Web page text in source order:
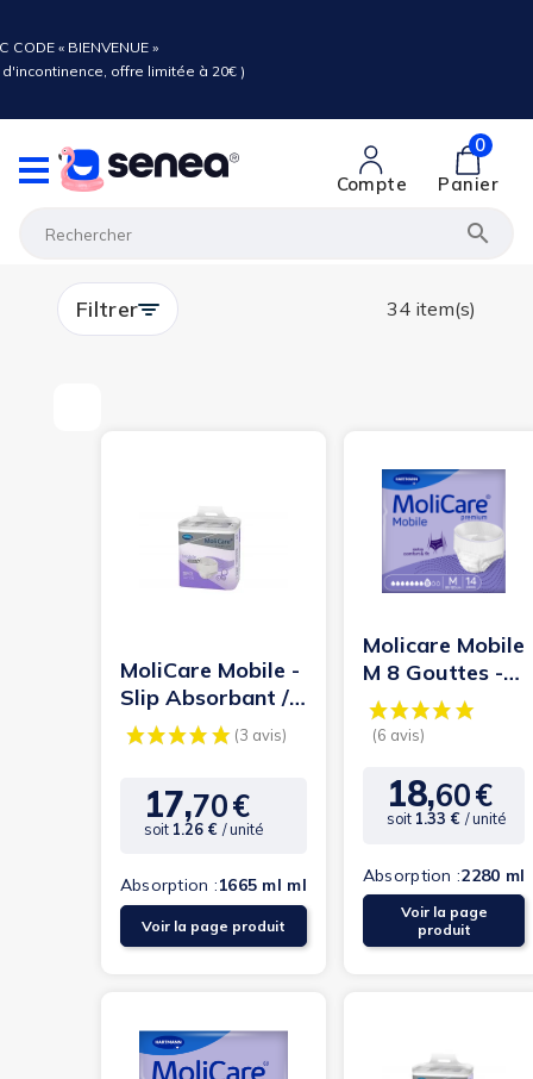
CODE « BIENVENUE »
offre limitée à 20€ )

Compte
0
Panier
Filtrer 34 item(s)
MoliCare Mobile -
Slip Absorbant /
Pants 8 gouttes -
S
Prix
17,70€
soit 1.26 € / unité
Absorption :1665 ml ml
Voir la page produit
Molicare Mobile
M 8 Gouttes -
Hartmann
(6 avis)
Prix
18,60€
soit 1.33 € / unité
Absorption :2280 ml
Voir la page
produit